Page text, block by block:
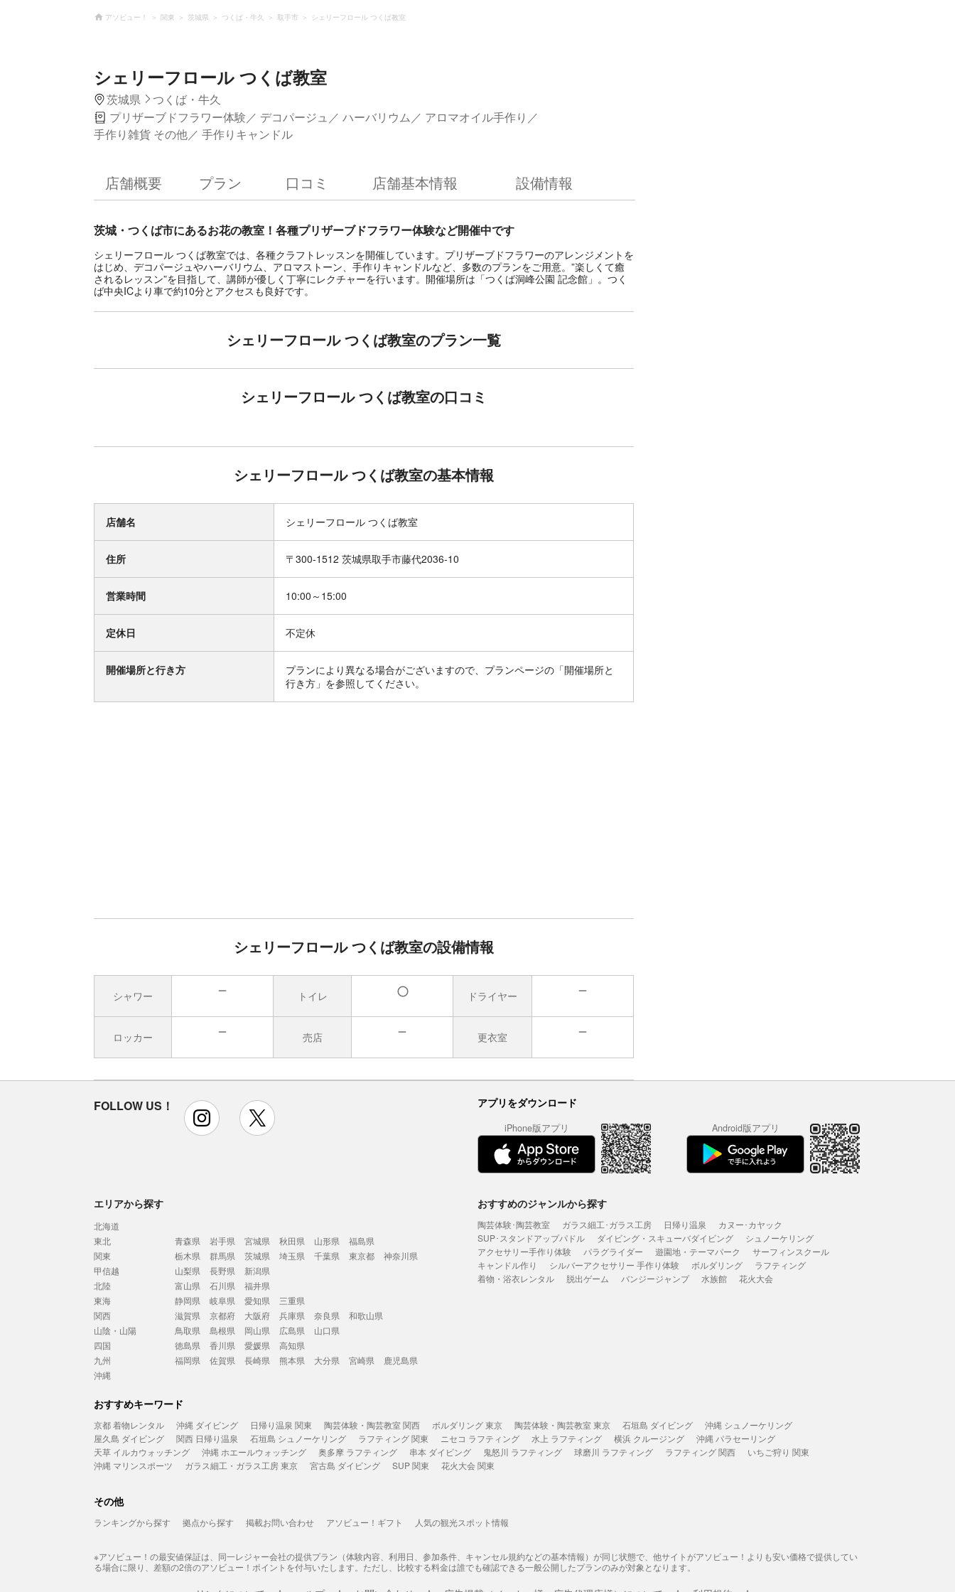
アソビュー！ 関東 茨城県 つくば・牛久 取手市 シェリーフロール つくば教室
シェリーフロール つくば教室
茨城県
つくば・牛久
プリザーブドフラワー体験
デコパージュ ハーバリウム
アロマオイル手作り
手作り雑貨 その他
手作りキャンドル
店舗概要 プラン 口コミ 店舗基本情報 設備情報
茨城・つくば市にあるお花の教室！各種プリザーブドフラワー体験など開催中です
シェリーフロール つくば教室では、各種クラフトレッスンを開催しています。プリザーブドフラワーのアレンジメントを
はじめ、デコパージュやハーバリウム、アロマストーン、手作りキャンドルなど、多数のプランをご用意。”楽しくて癒
されるレッスン”を目指して、講師が優しく丁寧にレクチャーを行います。開催場所は「つくば洞峰公園 記念館」。つく
ば中央ICより車で約10分とアクセスも良好です。
シェリーフロール つくば教室のプラン一覧
シェリーフロール つくば教室の口コミ
シェリーフロール つくば教室の基本情報
店舗名 シェリーフロール つくば教室
住所 〒300-1512 茨城県取手市藤代2036-10
営業時間 10:00～15:00
定休日 不定休
開催場所と行き方
プランにより異なる場合がございますので、プランページの「開催場所と
行き方」を参照してください。
シェリーフロール つくば教室の設備情報
シャワー トイレ ドライヤー
ロッカー 売店 更衣室
FOLLOW US！ instagram アプリをダウンロード
iPhone版アプリ Android版アプリ
エリアから探す
北海道
東北
青森県 岩手県 宮城県 秋田県 山形県
福島県
関東
栃木県 群馬県 茨城県 埼玉県 千葉県 東京都
神奈川県
甲信越
山梨県 長野県
新潟県
北陸
富山県 石川県
福井県
東海
静岡県 岐阜県 愛知県
三重県
関西
滋賀県 京都府 大阪府 兵庫県 奈良県
和歌山県
山陰・山陽
鳥取県 島根県 岡山県 広島県
山口県
四国
徳島県 香川県 愛媛県
高知県
九州
福岡県 佐賀県 長崎県 熊本県 大分県 宮崎県
鹿児島県
沖縄
おすすめのジャンルから探す
陶芸体験･陶芸教室 ガラス細工･ガラス工房 日帰り温泉
カヌー･カヤック
SUP･スタンドアップパドル
ダイビング・スキューバダイビング
シュノーケリング
アクセサリー手作り体験
パラグライダー 遊園地・テーマパーク
サーフィンスクール
キャンドル作り
シルバーアクセサリー 手作り体験 ボルダリング
ラフティング
着物・浴衣レンタル
脱出ゲーム バンジージャンプ 水族館 花火大会
おすすめキーワード
京都 着物レンタル 沖縄 ダイビング 日帰り温泉 関東 陶芸体験・陶芸教室 関西 ボルダリング 東京 陶芸体験・陶芸教室 東京 石垣島 ダイビング
沖縄 シュノーケリング
屋久島 ダイビング
関西 日帰り温泉 石垣島 シュノーケリング ラフティング 関東 ニセコ ラフティング 水上 ラフティング 横浜 クルージング
沖縄 パラセーリング
天草 イルカウォッチング
沖縄 ホエールウォッチング 奥多摩 ラフティング 串本 ダイビング 鬼怒川 ラフティング 球磨川 ラフティング ラフティング 関西
いちご狩り 関東
沖縄 マリンスポーツ
ガラス細工・ガラス工房 東京 宮古島 ダイビング SUP 関東 花火大会 関東
その他
ランキングから探す 拠点から探す 掲載お問い合わせ アソビュー！ギフト 人気の観光スポット情報
※アソビュー！の最安値保証は、同一レジャー会社の提供プラン（体験内容、利用日、参加条件、キャンセル規約などの基本情報）が同じ状態で、他サイトがアソビュー！よりも安い価格で提供してい
る場合に限り、差額の2倍のアソビュー！ポイントを付与いたします。ただし、比較する料金は誰でも確認できる一般公開したプランのみが対象となります。